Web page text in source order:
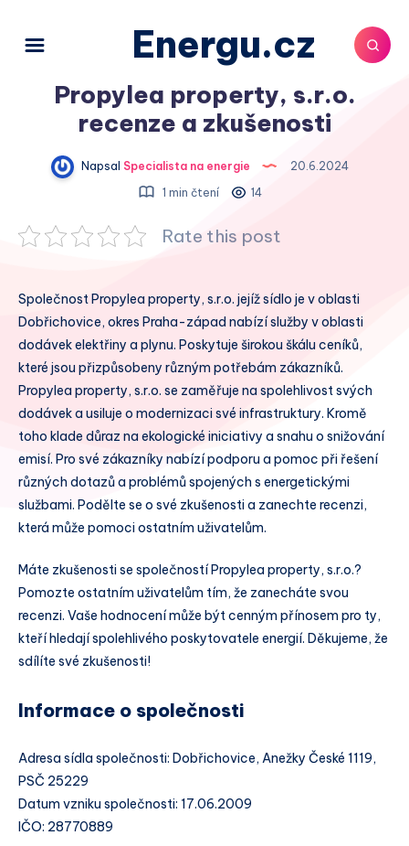
Energu.cz
Propylea property, s.r.o.
recenze a zkušenosti
Napsal Specialista na energie
20.6.2024
1 min čtení
14
Rate this post
Společnost Propylea property, s.r.o. jejíž sídlo je v oblasti
Dobřichovice, okres Praha-západ nabízí služby v oblasti
dodávek elektřiny a plynu. Poskytuje širokou škálu ceníků,
které jsou přizpůsobeny různým potřebám zákazníků.
Propylea property, s.r.o. se zaměřuje na spolehlivost svých
dodávek a usiluje o modernizaci své infrastruktury. Kromě
toho klade důraz na ekologické iniciativy a snahu o snižování
emisí. Pro své zákazníky nabízí podporu a pomoc při řešení
různých dotazů a problémů spojených s energetickými
službami. Podělte se o své zkušenosti a zanechte recenzi,
která může pomoci ostatním uživatelům.
Máte zkušenosti se společností Propylea property, s.r.o.?
Pomozte ostatním uživatelům tím, že zanecháte svou
recenzi. Vaše hodnocení může být cenným přínosem pro ty,
kteří hledají spolehlivého poskytovatele energií. Děkujeme, že
sdílíte své zkušenosti!
Informace o společnosti
Adresa sídla společnosti: Dobřichovice, Anežky České 1119,
PSČ 25229
Datum vzniku společnosti: 17.06.2009
IČO: 28770889